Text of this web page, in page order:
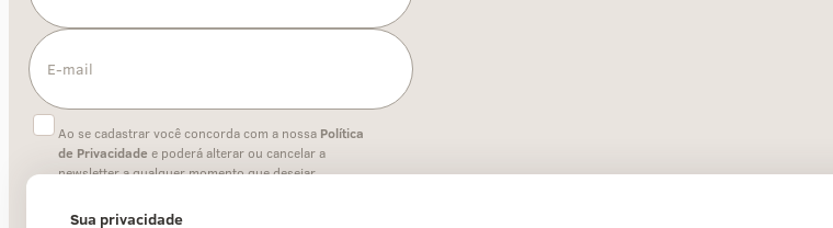
Sua privacidade
Ao se cadastrar você concorda com a nossa Política
de Privacidade e poderá alterar ou cancelar a
newsletter a qualquer momento que desejar.
Enviar